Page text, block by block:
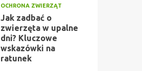
OCHRONA ZWIERZĄT
Jak zadbać o
zwierzęta w upalne
dni? Kluczowe
wskazówki na
ratunek